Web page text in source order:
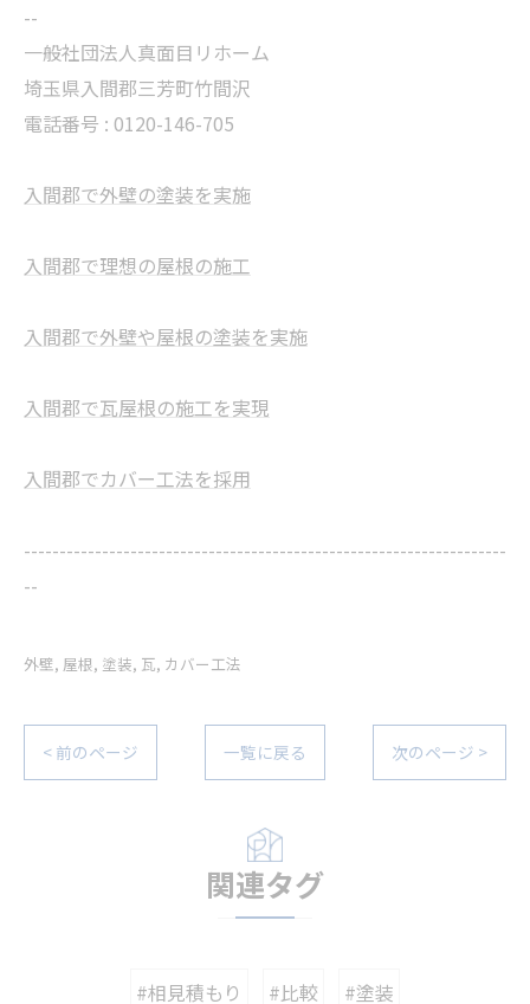
--
一般社団法人真面目リホーム
埼玉県入間郡三芳町竹間沢
電話番号 : 0120-146-705
入間郡で外壁の塗装を実施
入間郡で理想の屋根の施工
入間郡で外壁や屋根の塗装を実施
入間郡で瓦屋根の施工を実現
入間郡でカバー工法を採用
--------------------------------------------------------------------
--
外壁 屋根 塗装 瓦 カバー工法
< 前のページ 一覧に戻る 次のページ >
関連タグ
#相見積もり #比較 #塗装